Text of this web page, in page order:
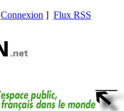
Connexion ] Flux RSS